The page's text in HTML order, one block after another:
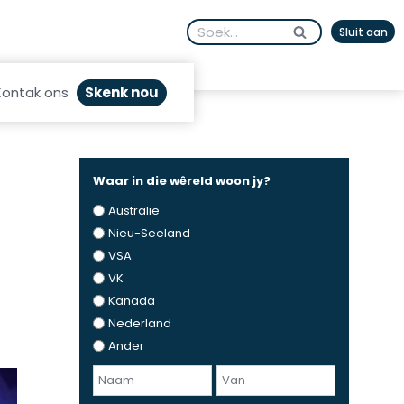
Search
for:
Sluit aan
ons Skenk nou
Waar in die wêreld woon jy?
Australië
Nieu-Seeland
VSA
VK
Kanada
Nederland
Ander
N
a